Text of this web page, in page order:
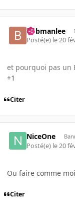
bobmanlee
Posté(e) le 20
et pourquoi pas un
+1
Citer
NiceOne
Posté(e) le 20
Ou faire comme
Citer